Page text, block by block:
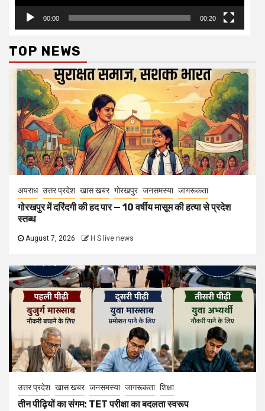
00:00 00:20
TOP NEWS
अपराध उत्तर प्रदेश खास खबर गोरखपुर जनसमस्या जागरूकता
गोरखपुर में दरिंदगी की हद पार — 10 वर्षीय मासूम की हत्या से प्रदेश
स्तब्ध
August 7, 2026 H S live news
उत्तर प्रदेश खास खबर जनसमस्या जागरूकता शिक्षा
तीन पीढ़ियों का संगम: TET परीक्षा का बदलता स्वरूप